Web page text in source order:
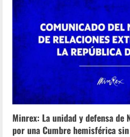
Minrex: La unidad y defensa de
por una Cumbre hemisférica